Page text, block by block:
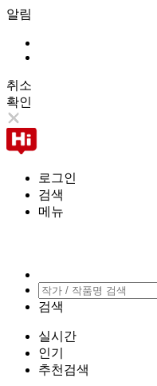
알림
취소
확인
로그인
검색
메뉴
검색
실시간
인기
추천검색